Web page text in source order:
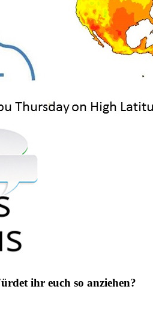
ihr euch so anziehen?